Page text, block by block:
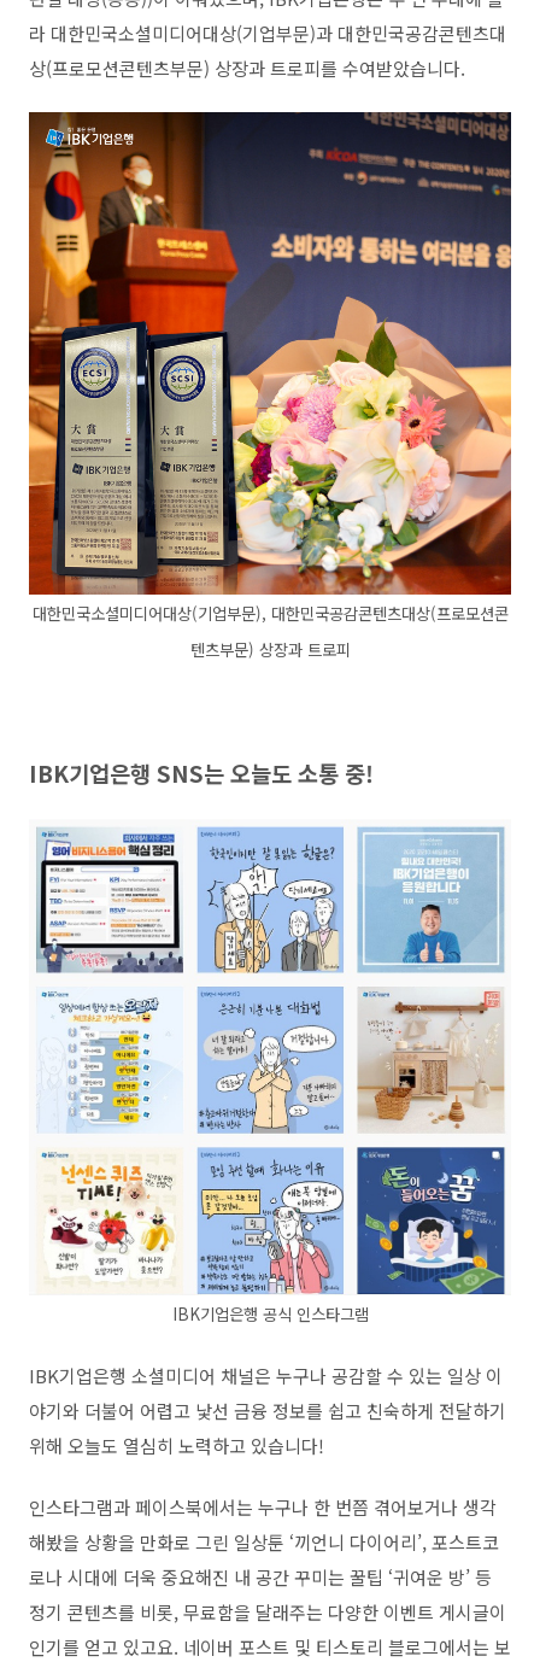
라 대한민국소셜미디어대상(기업부문)과 대한민국공감콘텐츠대
상(프로모션콘텐츠부문) 상장과 트로피를 수여받았습니다.
대한민국소셜미디어대상(기업부문), 대한민국공감콘텐츠대상(프로모션콘
텐츠부문) 상장과 트로피
IBK기업은행 SNS는 오늘도 소통 중!
IBK기업은행 공식 인스타그램
IBK기업은행 소셜미디어 채널은 누구나 공감할 수 있는 일상 이
야기와 더불어 어렵고 낯선 금융 정보를 쉽고 친숙하게 전달하기
위해 오늘도 열심히 노력하고 있습니다!
인스타그램과 페이스북에서는 누구나 한 번쯤 겪어보거나 생각
해봤을 상황을 만화로 그린 일상툰 ‘끼언니 다이어리’, 포스트코
로나 시대에 더욱 중요해진 내 공간 꾸미는 꿀팁 ‘귀여운 방’ 등
정기 콘텐츠를 비롯, 무료함을 달래주는 다양한 이벤트 게시글이
인기를 얻고 있고요. 네이버 포스트 및 티스토리 블로그에서는 보